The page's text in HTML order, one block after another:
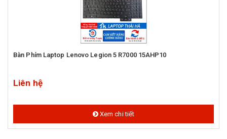
Bàn Phím Laptop Lenovo Legion 5 R7000 15AHP10
Liên hệ
Xem chi tiết